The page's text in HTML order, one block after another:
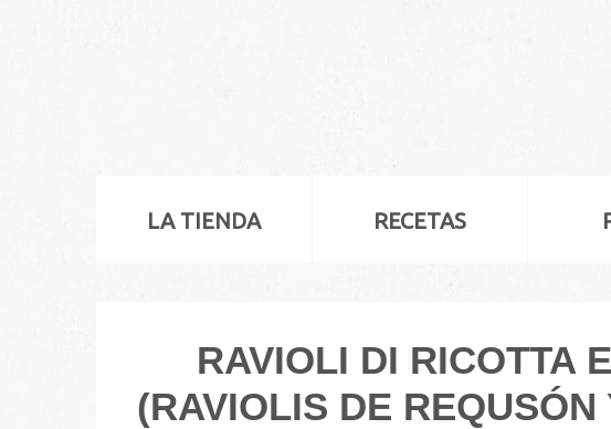
LA TIENDA RECETAS
RAVIOLI DI RICOTTA
(RAVIOLIS DE